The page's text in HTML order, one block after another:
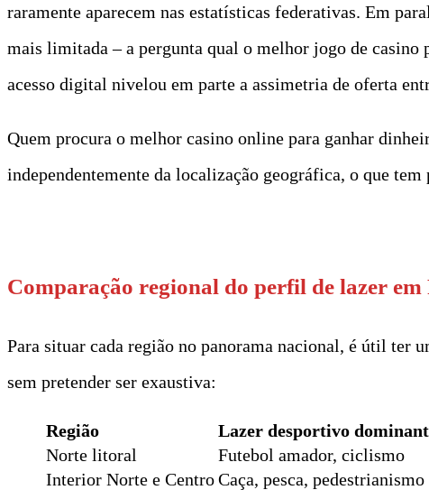
raramente aparecem nas estatísticas federativas. Em
mais limitada – a pergunta qual o melhor jogo de casino
acesso digital nivelou em parte a assimetria de oferta
Quem procura o melhor casino online para ganhar
independentemente da localização geográfica, o que
Comparação regional do perfil de lazer
Para situar cada região no panorama nacional, é útil ter
sem pretender ser exaustiva:
Região Lazer desportivo
Norte litoral
Futebol amador, ciclismo
Interior Norte e CentroCaça, pesca, pedestrianismo